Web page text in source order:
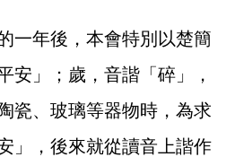
一年後，本會特別以楚簡
安」；歲，音諧「碎」，
瓷、玻璃等器物時，為求
」，後來就從讀音上諧作